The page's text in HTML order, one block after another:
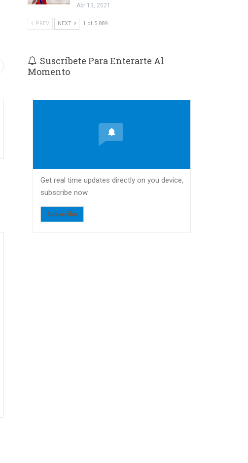
Abr 13, 2021
PREV NEXT 1 of 5.889
Suscríbete Para Enterarte Al
Momento
Get real time updates directly on you device,
subscribe now.
Subscribe